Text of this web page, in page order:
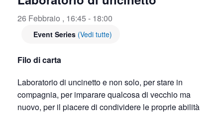
26 Febbraio , 16:45 - 18:00
Event Series (Vedi tutte)
Filo di carta
Laboratorio di uncinetto e non solo, per stare in
compagnia, per imparare qualcosa di vecchio ma
nuovo, per il piacere di condividere le proprie abilità